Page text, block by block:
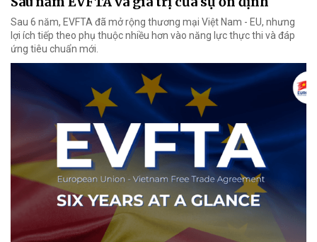
Sau 6 năm, EVFTA đã mở rộng thương mại Việt Nam - EU, nhưng
lợi ích tiếp theo phụ thuộc nhiều hơn vào năng lực thực thi và đáp
ứng tiêu chuẩn mới.